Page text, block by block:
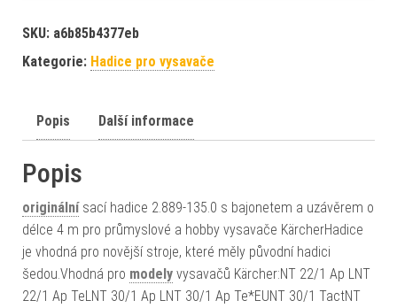
SKU: a6b85b4377eb
Kategorie: Hadice pro vysavače
Popis Další informace
Popis
originálnísací hadice 2.889-135.0 s bajonetem a uzávěrem o
délce 4 m pro průmyslové a hobby vysavače KärcherHadice
je vhodná pro novější stroje, které měly původní hadici
šedou.Vhodná pro modely vysavačů Kärcher:NT 22/1 Ap LNT
22/1 Ap TeLNT 30/1 Ap LNT 30/1 Ap Te*EUNT 30/1 TactNT